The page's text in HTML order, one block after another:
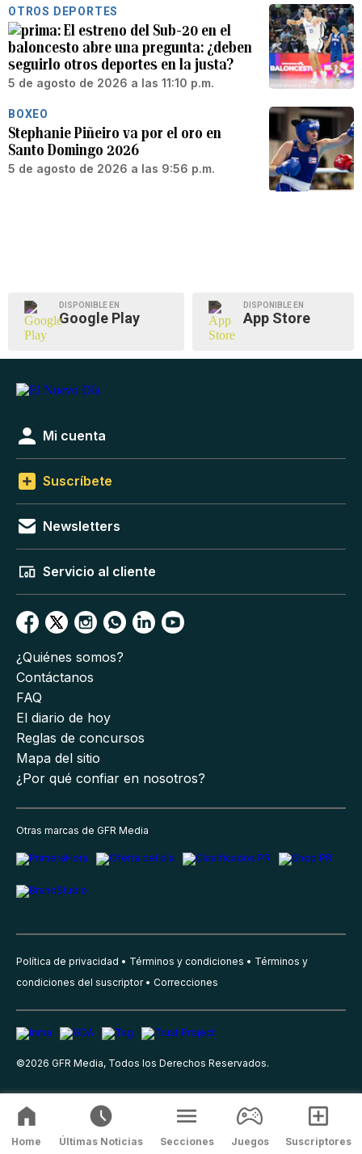
OTROS DEPORTES
El estreno del Sub-20 en el
baloncesto abre una pregunta: ¿deben
seguirlo otros deportes en la justa?
5 de agosto de 2026 a las 11:10 p.m.
BOXEO
Stephanie Piñeiro va por el oro en
Santo Domingo 2026
5 de agosto de 2026 a las 9:56 p.m.
DISPONIBLE EN
Google Play
DISPONIBLE EN
App Store
Mi cuenta
Suscríbete
Newsletters
Servicio al cliente
¿Quiénes somos?
Contáctanos
FAQ
El diario de hoy
Reglas de concursos
Mapa del sitio
¿Por qué confiar en nosotros?
Otras marcas de GFR Media
Política de privacidad Términos y condiciones
Términos y
condiciones del suscriptor
Correcciones
©2026 GFR Media, Todos los Derechos Reservados.
Home Últimas Noticias Secciones Juegos Suscriptores